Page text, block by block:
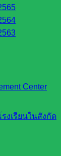
Center
รงเรียนในสังกัด
นประเทศไทย
ใน สพฐ.
กัด สพฐ.
ด สพฐ.
ดสระแก้ว
งหวัดสระแก้ว
ะแก้ว